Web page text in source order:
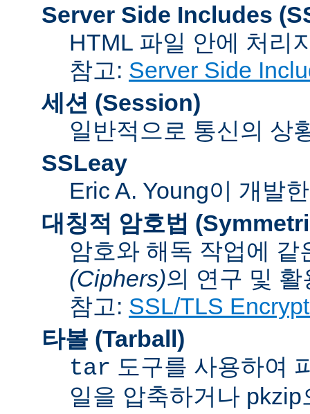
Server Side Includes
HTML 파일 안에 처리
참고: Server Side
세션 (Session)
일반적으로 통신의 상
SSLeay
Eric A. Young이 개발
대칭적 암호법
암호와 해독 작업에
(Ciphers)의 연구 및 활
참고: SSL/TLS
타볼 (Tarball)
tar 도구를 사용하여
일을 압축하거나